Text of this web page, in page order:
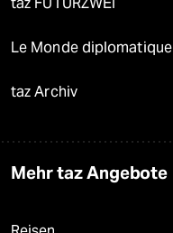
taz FUTURZWEI
Le Monde diplomatique
taz Archiv
Mehr taz Angebote